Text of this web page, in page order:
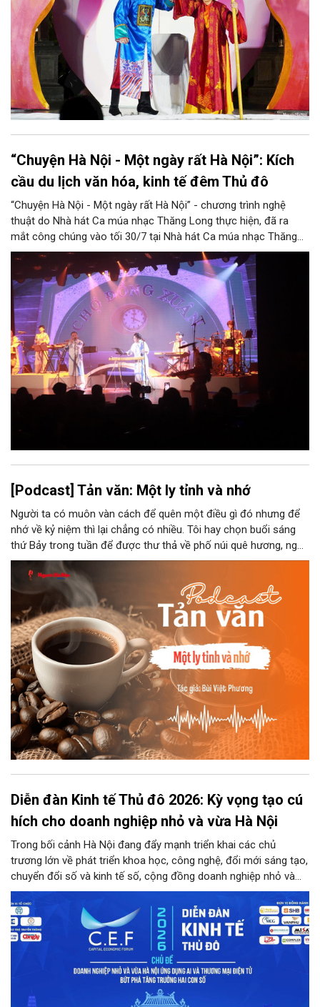
“Chuyện Hà Nội - Một ngày rất Hà Nội”: Kích
cầu du lịch văn hóa, kinh tế đêm Thủ đô
“Chuyện Hà Nội - Một ngày rất Hà Nội” - chương trình nghệ
thuật do Nhà hát Ca múa nhạc Thăng Long thực hiện, đã ra
mắt công chúng vào tối 30/7 tại Nhà hát Ca múa nhạc Thăng
Long (số 31 - 33 phố Lương Văn Can, phường Hoàn Kiếm).
[Podcast] Tản văn: Một ly tỉnh và nhớ
Người ta có muôn vàn cách để quên một điều gì đó nhưng để
nhớ về kỷ niệm thì lại chẳng có nhiều. Tôi hay chọn buổi sáng
thứ Bảy trong tuần để được thư thả về phố núi quê hương, ngồi
đợi giọt đắng của đất đai, mưa nắng điểm từng nhịp xuống
chiếc ly sứ như đợi thời gian mở cánh cửa diệu kì của mình.
Diễn đàn Kinh tế Thủ đô 2026: Kỳ vọng tạo cú
hích cho doanh nghiệp nhỏ và vừa Hà Nội
Trong bối cảnh Hà Nội đang đẩy mạnh triển khai các chủ
trương lớn về phát triển khoa học, công nghệ, đổi mới sáng tạo,
chuyển đổi số và kinh tế số, cộng đồng doanh nghiệp nhỏ và
vừa trên địa bàn Thủ đô đứng trước cả cơ hội lẫn thách thức
chưa từng có. Diễn đàn Kinh tế Thủ đô năm 2026 là sự kiện
được kỳ vọng sẽ trở thành cầu nối thiết thực, đưa chính sách,
công nghệ và nguồn lực đến gần hơn với doanh nghiệp.